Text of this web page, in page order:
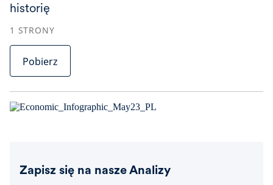
historię
1 STRONY
Pobierz
Zapisz się na nasze Analizy